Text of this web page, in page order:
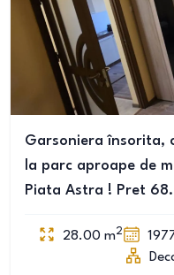
Garsoniera însorita,
la parc aproape de
Piata Astra ! Pret
28.00 m2